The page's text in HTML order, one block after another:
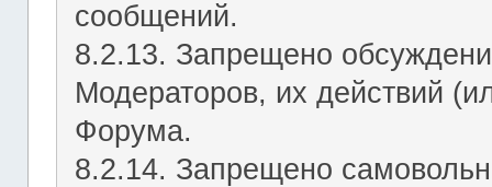
сообщений.
8.2.13. Запрещено
Модераторов, их действий
Форума.
8.2.14. Запрещено